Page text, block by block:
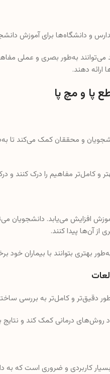
و دانشگاه‌ها برای آموزش
می‌توانند به‌طور بصری و عملی
دهند.
پا و مچ پا
و محققان کمک می‌کند تا
و کامل‌تر مفاهیم را درک کنند و
افزایش می‌یابد. دانشجویان
از آن‌ها پیدا کنند.
بهتری بتوانند با بیماران خود
دقیق‌تر و کامل‌تر به بررسی
روش‌های درمانی کمک کند و نتایج
بسیار کاربردی و ضروری است